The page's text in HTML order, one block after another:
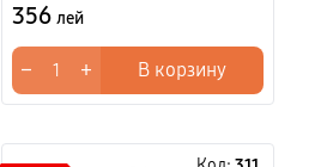
356 лей
− + В корзину